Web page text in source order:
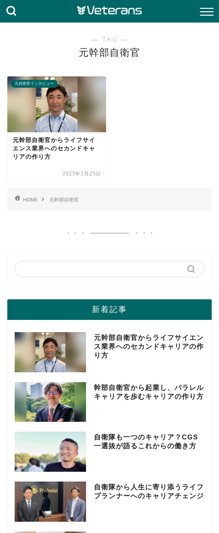
― TAG ―
元幹部自衛官
元自衛官インタビュー
元幹部自衛官からライフサイ
エンス業界へのセカンドキャ
リアの作り方
2025年2月25日
HOME 元幹部自衛官
新着記事
元幹部自衛官からライフサイエン
ス業界へのセカンドキャリアの作
り方
幹部自衛官から起業し、パラレル
キャリアを歩むキャリアの作り方
自衛隊も一つのキャリア？CGS
一選抜が語るこれからの働き方
自衛隊から人生に寄り添うライフ
プランナーへのキャリアチェンジ